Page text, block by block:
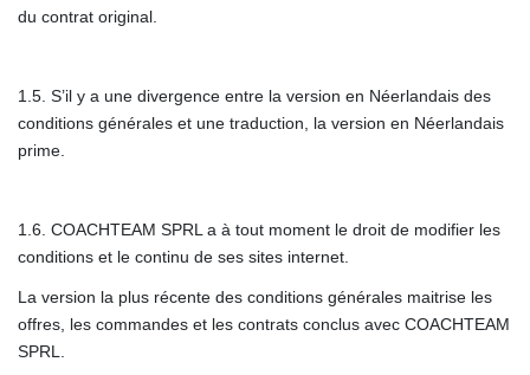
du contrat original.
1.5. S’il y a une divergence entre la version en Néerlandais des
conditions générales et une traduction, la version en Néerlandais
prime.
1.6. COACHTEAM SPRL a à tout moment le droit de modifier les
conditions et le continu de ses sites internet.
La version la plus récente des conditions générales maitrise les
offres, les commandes et les contrats conclus avec COACHTEAM
SPRL.